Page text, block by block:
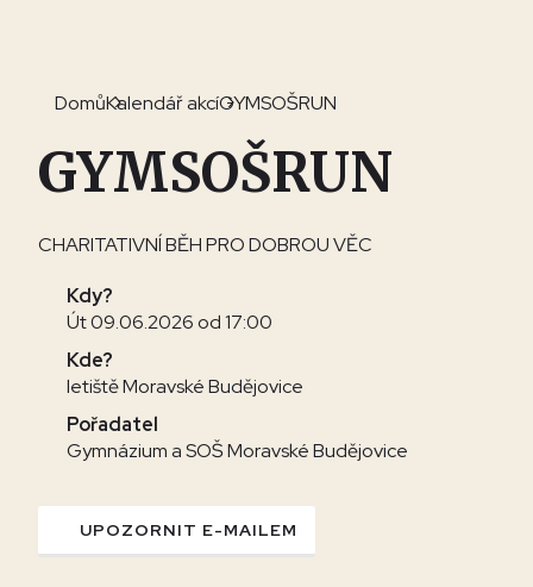
DomůKalendář akcíGYMSOŠRUN
GYMSOŠRUN
CHARITATIVNÍ BĚH PRO DOBROU VĚC
Kdy?
Út 09.06.2026 od 17:00
Kde?
letiště Moravské Budějovice
Pořadatel
Gymnázium a SOŠ Moravské Budějovice
UPOZORNIT E-MAILEM